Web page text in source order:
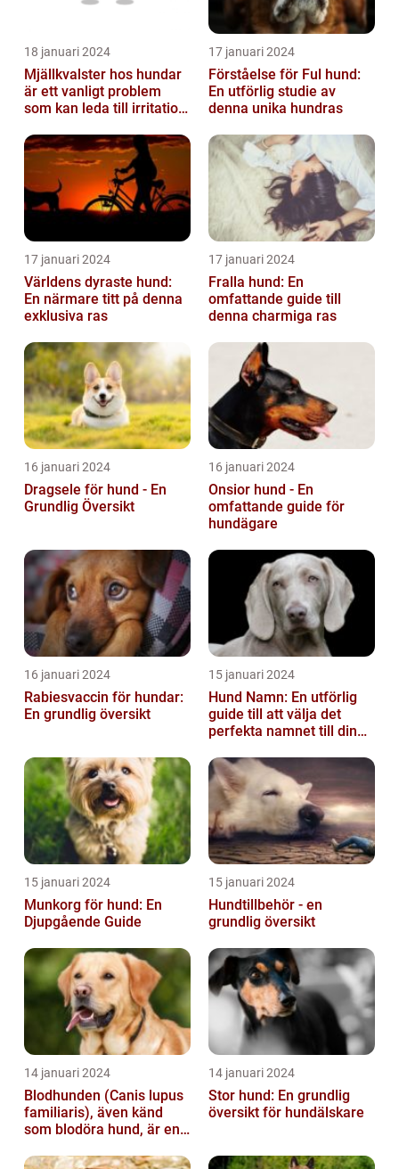
18 januari 2024
Mjällkvalster hos hundar
är ett vanligt problem
som kan leda till irritation
hun...
17 januari 2024
Förståelse för Ful hund:
En utförlig studie av
denna unika hundras
17 januari 2024
Världens dyraste hund:
En närmare titt på denna
exklusiva ras
17 januari 2024
Fralla hund: En
omfattande guide till
denna charmiga ras
16 januari 2024
Dragsele för hund - En
Grundlig Översikt
16 januari 2024
Onsior hund - En
omfattande guide för
hundägare
16 januari 2024
Rabiesvaccin för hundar:
En grundlig översikt
15 januari 2024
Hund Namn: En utförlig
guide till att välja det
perfekta namnet till din
15 januari 2024
Munkorg för hund: En
Djupgående Guide
15 januari 2024
Hundtillbehör - en
grundlig översikt
14 januari 2024
Blodhunden (Canis lupus
familiaris), även känd
som blodöra hund, är en
kara...
14 januari 2024
Stor hund: En grundlig
översikt för hundälskare